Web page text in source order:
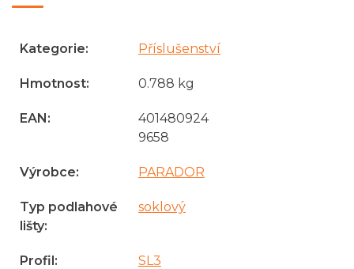
Kategorie: Příslušenství
Hmotnost: 0.788 kg
EAN:
401480924
9658
Výrobce: PARADOR
Typ podlahové
lišty:
soklový
Profil: SL3